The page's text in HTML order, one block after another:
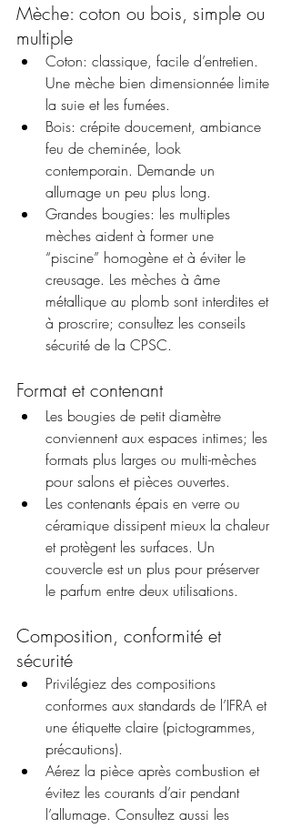
Mèche: coton ou bois, simple ou
multiple
Coton: classique, facile d’entretien.
Une mèche bien dimensionnée limite
la suie et les fumées.
Bois: crépite doucement, ambiance
feu de cheminée, look
contemporain. Demande un
allumage un peu plus long.
Grandes bougies: les multiples
mèches aident à former une
“piscine” homogène et à éviter le
creusage. Les mèches à âme
métallique au plomb sont interdites et
à proscrire; consultez les conseils
sécurité de la CPSC.
Format et contenant
Les bougies de petit diamètre
conviennent aux espaces intimes; les
formats plus larges ou multi-mèches
pour salons et pièces ouvertes.
Les contenants épais en verre ou
céramique dissipent mieux la chaleur
et protègent les surfaces. Un
couvercle est un plus pour préserver
le parfum entre deux utilisations.
Composition, conformité et
sécurité
Privilégiez des compositions
conformes aux standards de l’IFRA et
une étiquette claire (pictogrammes,
précautions).
Aérez la pièce après combustion et
évitez les courants d’air pendant
l’allumage. Consultez aussi les